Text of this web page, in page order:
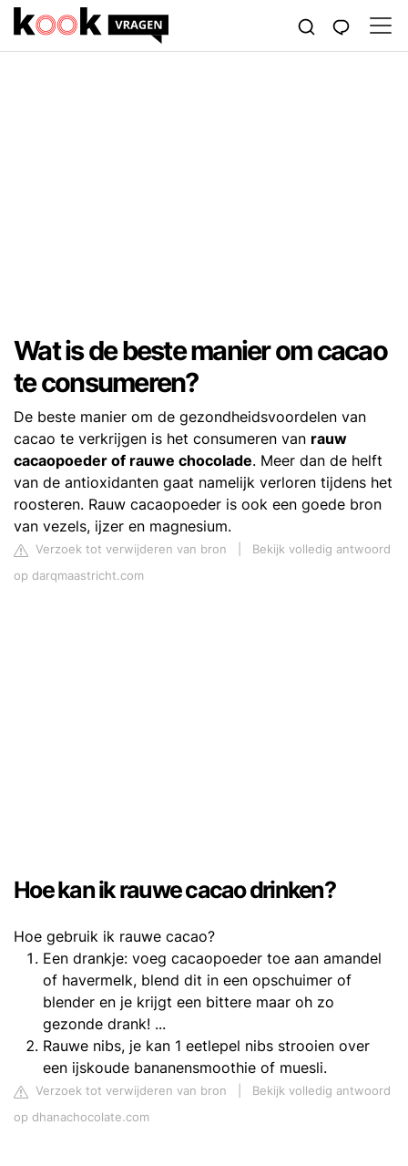
Wat is de beste manier om cacao
te consumeren?
De beste manier om de gezondheidsvoordelen van
cacao te verkrijgen is het consumeren van rauw
cacaopoeder of rauwe chocolade. Meer dan de helft
van de antioxidanten gaat namelijk verloren tijdens het
roosteren. Rauw cacaopoeder is ook een goede bron
van vezels, ijzer en magnesium.
Verzoek tot verwijderen van bron
Bekijk volledig antwoord
op darqmaastricht.com
Hoe kan ik rauwe cacao drinken?
Hoe gebruik ik rauwe cacao?
Een drankje: voeg cacaopoeder toe aan amandel
of havermelk, blend dit in een opschuimer of
blender en je krijgt een bittere maar oh zo
gezonde drank! ...
Rauwe nibs, je kan 1 eetlepel nibs strooien over
een ijskoude bananensmoothie of muesli.
Verzoek tot verwijderen van bron
Bekijk volledig antwoord
op dhanachocolate.com